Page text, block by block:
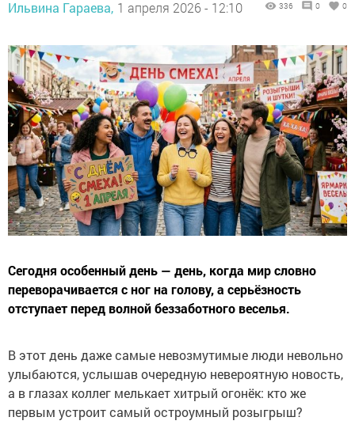
Ильвина Гараева, 1 апреля 2026 - 12:10 336 0 0
Сегодня особенный день — день, когда мир словно
переворачивается с ног на голову, а серьёзность
отступает перед волной беззаботного веселья.
В этот день даже самые невозмутимые люди невольно
улыбаются, услышав очередную невероятную новость,
а в глазах коллег мелькает хитрый огонёк: кто же
первым устроит самый остроумный розыгрыш?